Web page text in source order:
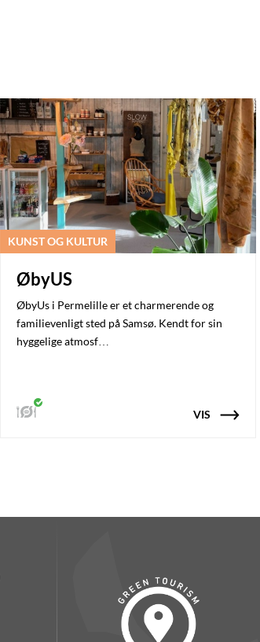
KUNST OG KULTUR
ØbyUS
ØbyUs i Permelille er et charmerende og
familievenligt sted på Samsø. Kendt for sin
hyggelige atmosf…
VIS